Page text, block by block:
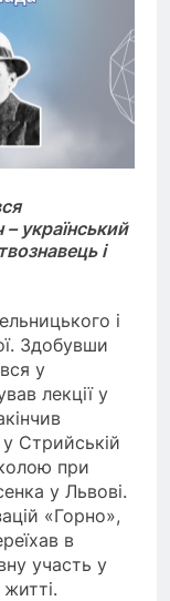
український
і
і
Здобувши
у
лекції у
Стрийській
при
у Львові.
«Горно»,
в
участь у